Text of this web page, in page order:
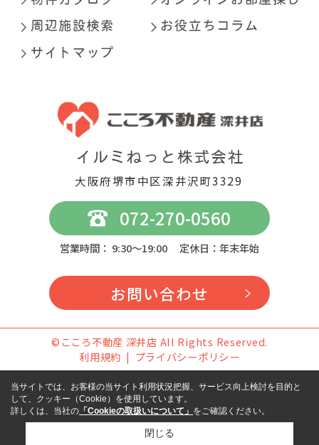
大阪府堺市中区深井沢町3329
072-270-0560
営業時間： 9:30～19:00 定休日：年末年始
お問い合わせ
©こころ不動産 深井店 All Rights Reserved.
利用規約
プライバシーポリシー
当サイトでは、お客様の当サイト利用状況把握、サービス向上検討を目的と
して、クッキー（Cookie）を使用しています。
詳しくは、当社の 「Cookieの取扱いについて」 をご確認ください。
閉じる